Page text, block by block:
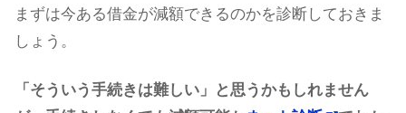
まずは今ある借金が減額できるのかを診断しておきま
しょう。
「そういう手続きは難しい」と思うかもしれません